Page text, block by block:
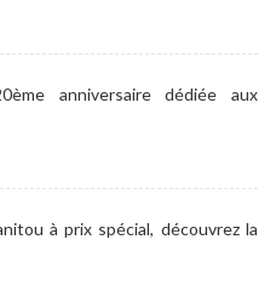
anniversaire dédiée aux
à prix spécial, découvrez la